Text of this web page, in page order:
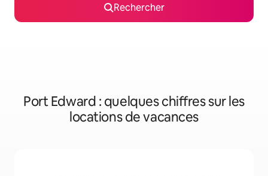
Rechercher
Port Edward : quelques chiffres sur les
locations de vacances